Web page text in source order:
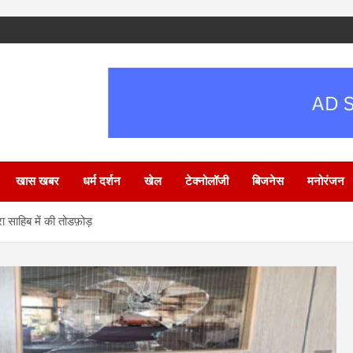
खास खबर धर्म दर्शन खेल टेक्नोलॉजी बिजनेस मनोरंजन
साहिब में की तोडफ़ोड़